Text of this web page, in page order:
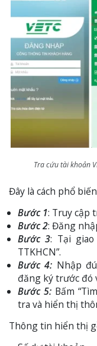
Tra cứu tài khoản
Đây là cách phổ
Bước 1: Truy cập
Bước 2: Đăng
Bước 3: Tại
TTKHCN”.
Bước 4: Nhập
đăng ký trước đó
Bước 5:Bấm
tra và hiển thị
Thông tin hiển thị